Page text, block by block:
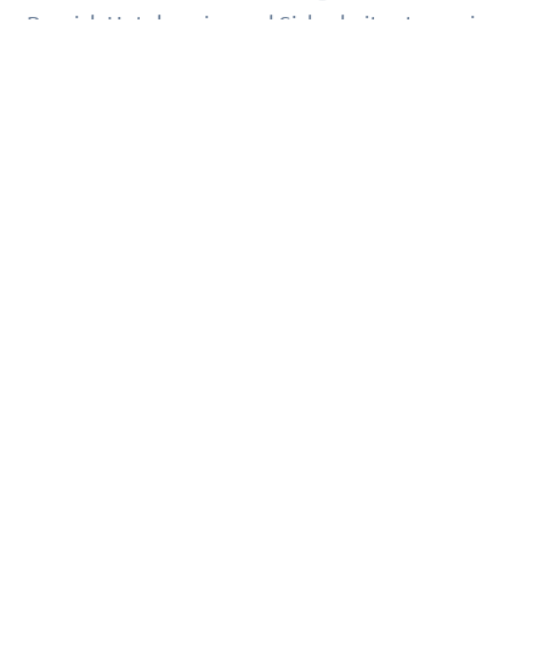
Bereich Hotelservice und Sicherheit setzen wir